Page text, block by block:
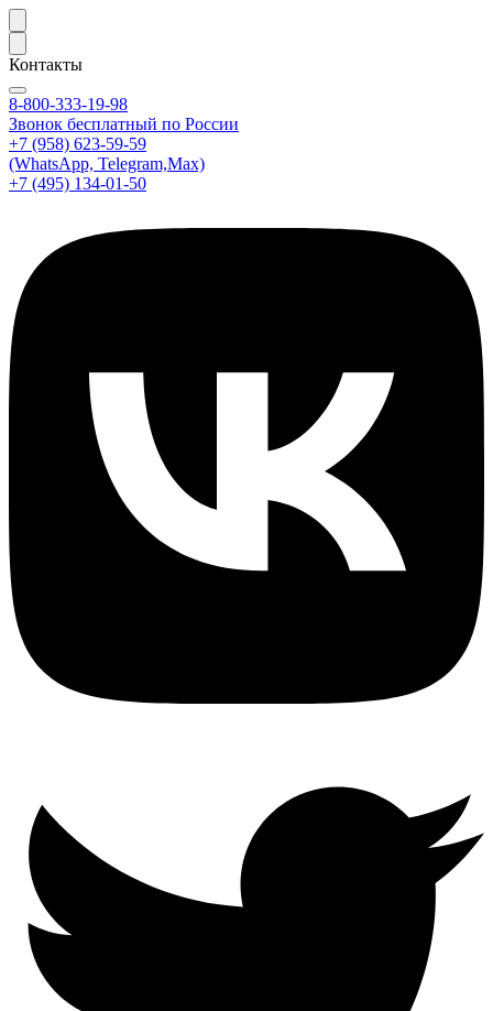
Контакты
8-800-333-19-98
Звонок бесплатный по России
+7 (958) 623-59-59
(WhatsApp, Telegram,Max)
+7 (495) 134-01-50